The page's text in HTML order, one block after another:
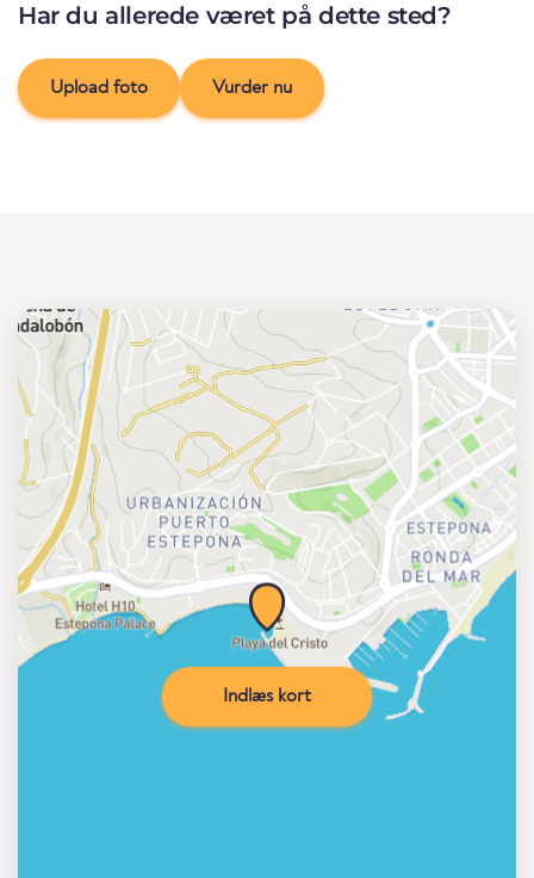
Har du allerede været på dette sted?
Upload foto Vurder nu
Indlæs kort